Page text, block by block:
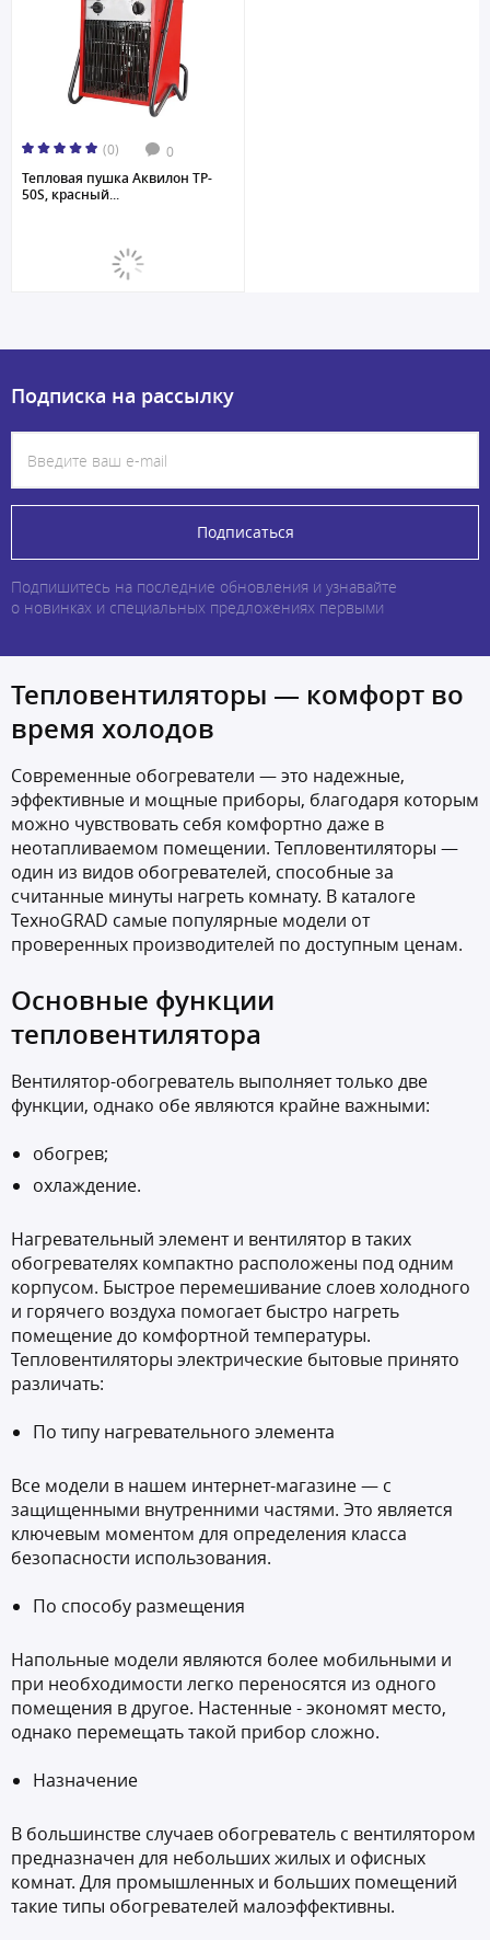
(0) 0
Тепловая пушка Аквилон TP-
50S, красный...
Подписка на рассылку
Подписаться
Подпишитесь на последние обновления и узнавайте
о новинках и специальных предложениях первыми
Тепловентиляторы — комфорт во
время холодов
Современные обогреватели — это надежные,
эффективные и мощные приборы, благодаря которым
можно чувствовать себя комфортно даже в
неотапливаемом помещении. Тепловентиляторы —
один из видов обогревателей, способные за
считанные минуты нагреть комнату. В каталоге
ТехноGRAD самые популярные модели от
проверенных производителей по доступным ценам.
Основные функции
тепловентилятора
Вентилятор-обогреватель выполняет только две
функции, однако обе являются крайне важными:
обогрев;
охлаждение.
Нагревательный элемент и вентилятор в таких
обогревателях компактно расположены под одним
корпусом. Быстрое перемешивание слоев холодного
и горячего воздуха помогает быстро нагреть
помещение до комфортной температуры.
Тепловентиляторы электрические бытовые принято
различать:
По типу нагревательного элемента
Все модели в нашем интернет-магазине — с
защищенными внутренними частями. Это является
ключевым моментом для определения класса
безопасности использования.
По способу размещения
Напольные модели являются более мобильными и
при необходимости легко переносятся из одного
помещения в другое. Настенные - экономят место,
однако перемещать такой прибор сложно.
Назначение
В большинстве случаев обогреватель с вентилятором
предназначен для небольших жилых и офисных
комнат. Для промышленных и больших помещений
такие типы обогревателей малоэффективны.